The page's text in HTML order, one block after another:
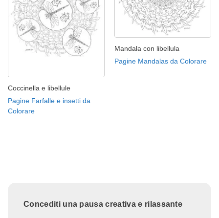
Coccinella e libellule
Pagine Farfalle e insetti da
Colorare
Mandala con libellula
Pagine Mandalas da Colorare
Concediti una pausa creativa e rilassante